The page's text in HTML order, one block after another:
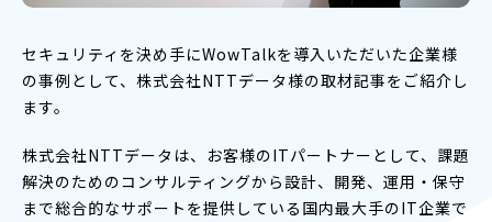
セキュリティを決め手にWowTalkを導入いただいた企業様
の事例として、株式会社NTTデータ様の取材記事をご紹介し
ます。
株式会社NTTデータは、お客様のITパートナーとして、課題
解決のためのコンサルティングから設計、開発、運用・保守
まで総合的なサポートを提供している国内最大手のIT企業で